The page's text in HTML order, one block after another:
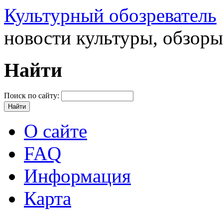
Культурный обозреватель
новости культуры,
Найти
Поиск по сайту:
О сайте
FAQ
Информация
Карта